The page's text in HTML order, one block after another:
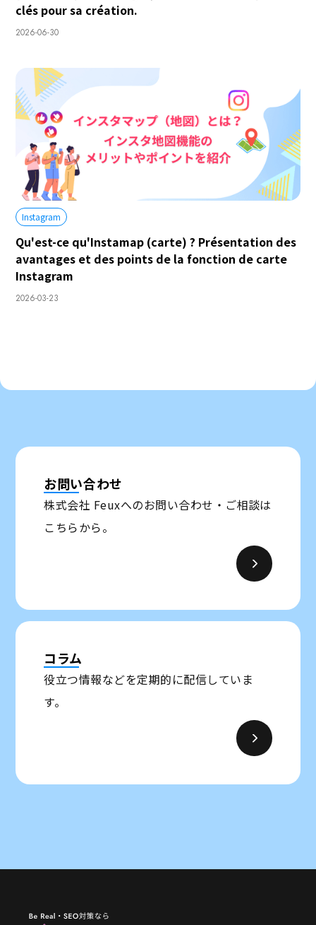
clés pour sa création.
2026-06-30
Instagram
Qu'est-ce qu'Instamap (carte) ? Présentation des
avantages et des points de la fonction de carte
Instagram
2026-03-23
お問い合わせ
株式会社 Feuxへのお問い合わせ・ご相談は
こちらから。
コラム
役立つ情報などを定期的に配信していま
す。